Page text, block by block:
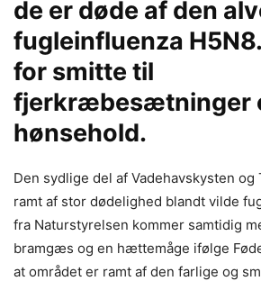
de er døde af den
fugleinfluenza
for smitte til
fjerkræbesætninger
hønsehold.
Den sydlige del af Vadehavskysten
ramt af stor dødelighed blandt vilde
fra Naturstyrelsen kommer samtidig
bramgæs og en hættemåge ifølge
at området er ramt af den farlige og